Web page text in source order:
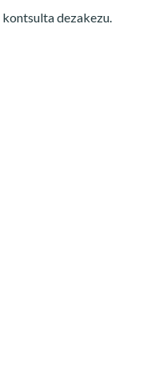
kontsulta dezakezu.